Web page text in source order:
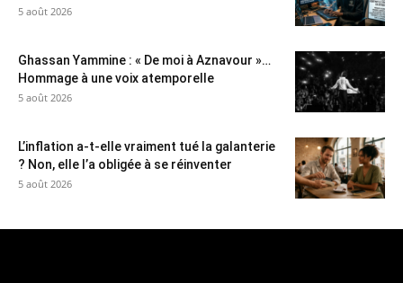
5 août 2026
Ghassan Yammine : « De moi à Aznavour »…
Hommage à une voix atemporelle
5 août 2026
L’inflation a-t-elle vraiment tué la galanterie
? Non, elle l’a obligée à se réinventer
5 août 2026